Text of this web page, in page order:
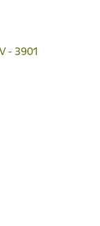
- 3901